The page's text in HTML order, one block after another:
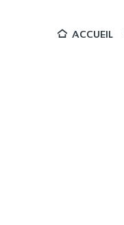
ACCUEIL